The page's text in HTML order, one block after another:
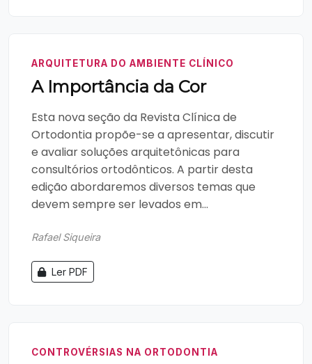
ARQUITETURA DO AMBIENTE CLÍNICO
A Importância da Cor
Esta nova seção da Revista Clínica de
Ortodontia propõe-se a apresentar, discutir
e avaliar soluções arquitetônicas para
consultórios ortodônticos. A partir desta
edição abordaremos diversos temas que
devem sempre ser levados em...
Rafael Siqueira
Ler PDF
CONTROVÉRSIAS NA ORTODONTIA